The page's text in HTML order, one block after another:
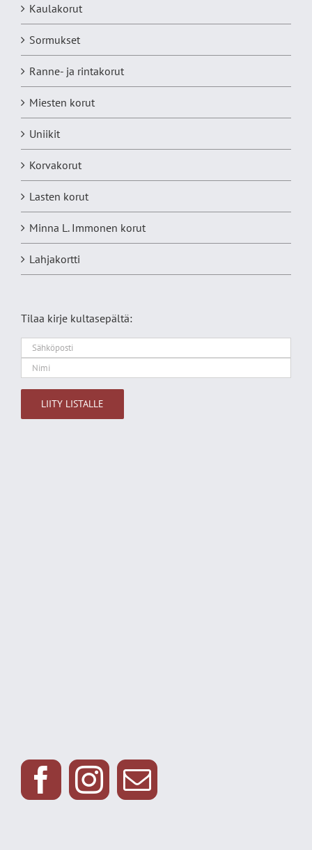
Kaulakorut
Sormukset
Ranne- ja rintakorut
Miesten korut
Uniikit
Korvakorut
Lasten korut
Minna L. Immonen korut
Lahjakortti
Tilaa kirje kultasepältä: